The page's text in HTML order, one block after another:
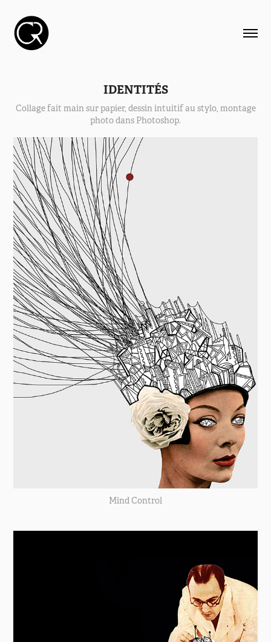
IDENTITÉS
Collage fait main sur papier, dessin intuitif au stylo, montage
photo dans Photoshop.
Mind Control